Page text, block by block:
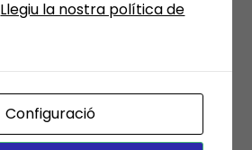
Llegiu la nostra política de
Configuració